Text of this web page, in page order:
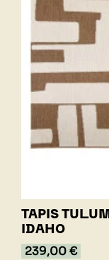
TAPIS
IDAHO
239,00 €